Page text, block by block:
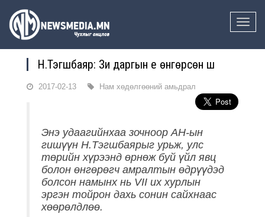
Toggle
Н.Тэгшбаяр: Зи даргын үе өнгөрсөн шүү
2017-02-13 Нам хөдөлгөөний амьдрал
Энэ удаагийнхаа зочноор АН-ын
гишүүн Н.Тэгшбаярыг урьж, улс
төрийн хүрээнд өрнөж буй үйл явц
болон өнгөрөгч амралтын өдрүүдэд
болсон намынх нь VII их хурлын
эргэн тойрон дахь сонин сайхнаас
хөөрөлдлөө.